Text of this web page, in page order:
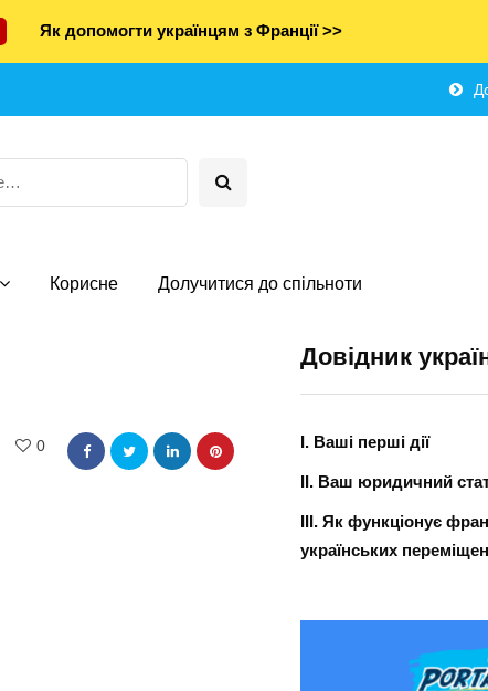
Як допомогти українцям з Франції >>
Корисне Долучитися до спільноти
0
Довідник
І. Ваші перші дії
ІІ. Ваш юридичний
ІІІ. Як функціонує
українських